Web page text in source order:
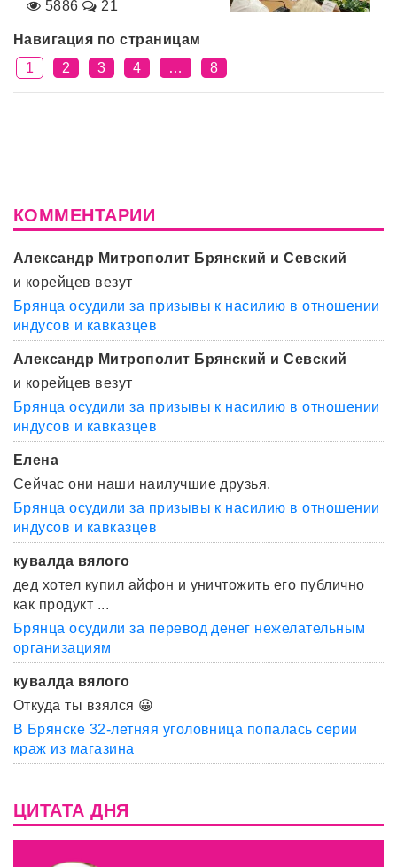
5886 21
Навигация по страницам
1
2 3 4 … 8
КОММЕНТАРИИ
Александр Митрополит Брянский и Севский
и корейцев везут
Брянца осудили за призывы к насилию в отношении
индусов и кавказцев
Александр Митрополит Брянский и Севский
и корейцев везут
Брянца осудили за призывы к насилию в отношении
индусов и кавказцев
Елена
Сейчас они наши наилучшие друзья.
Брянца осудили за призывы к насилию в отношении
индусов и кавказцев
кувалда вялого
дед хотел купил айфон и уничтожить его публично
как продукт ...
Брянца осудили за перевод денег нежелательным
организациям
кувалда вялого
Откуда ты взялся 😀
В Брянске 32-летняя уголовница попалась серии
краж из магазина
ЦИТАТА ДНЯ